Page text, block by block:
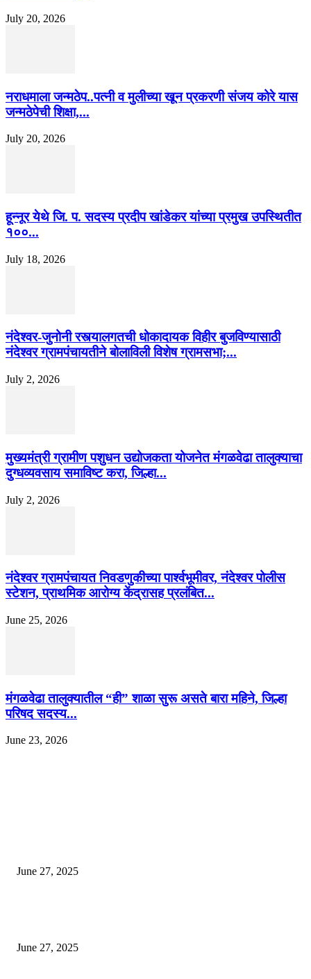
July 20, 2026
नराधमाला जन्मठेप..पत्नी व मुलीच्या खून प्रकरणी संजय कोरे यास
जन्मठेपेची शिक्षा,...
July 20, 2026
हून्नूर येथे जि. प. सदस्य प्रदीप खांडेकर यांच्या प्रमुख उपस्थितीत
१००...
July 18, 2026
नंदेश्वर-जुनोनी रस्त्यालगतची धोकादायक विहीर बुजविण्यासाठी
नंदेश्वर ग्रामपंचायतीने बोलाविली विशेष ग्रामसभा;...
July 2, 2026
मुख्यमंत्री ग्रामीण पशुधन उद्योजकता योजनेत मंगळवेढा तालुक्याचा
दुग्धव्यवसाय समाविष्ट करा, जिल्हा...
July 2, 2026
नंदेश्वर ग्रामपंचायत निवडणुकीच्या पार्श्वभूमीवर, नंदेश्वर पोलीस
स्टेशन, प्राथमिक आरोग्य केंद्रासह प्रलंबित...
June 25, 2026
मंगळवेढा तालुक्यातील “ही” शाळा सुरू असते बारा महिने, जिल्हा
परिषद सदस्य...
June 23, 2026
June 27, 2025
June 27, 2025